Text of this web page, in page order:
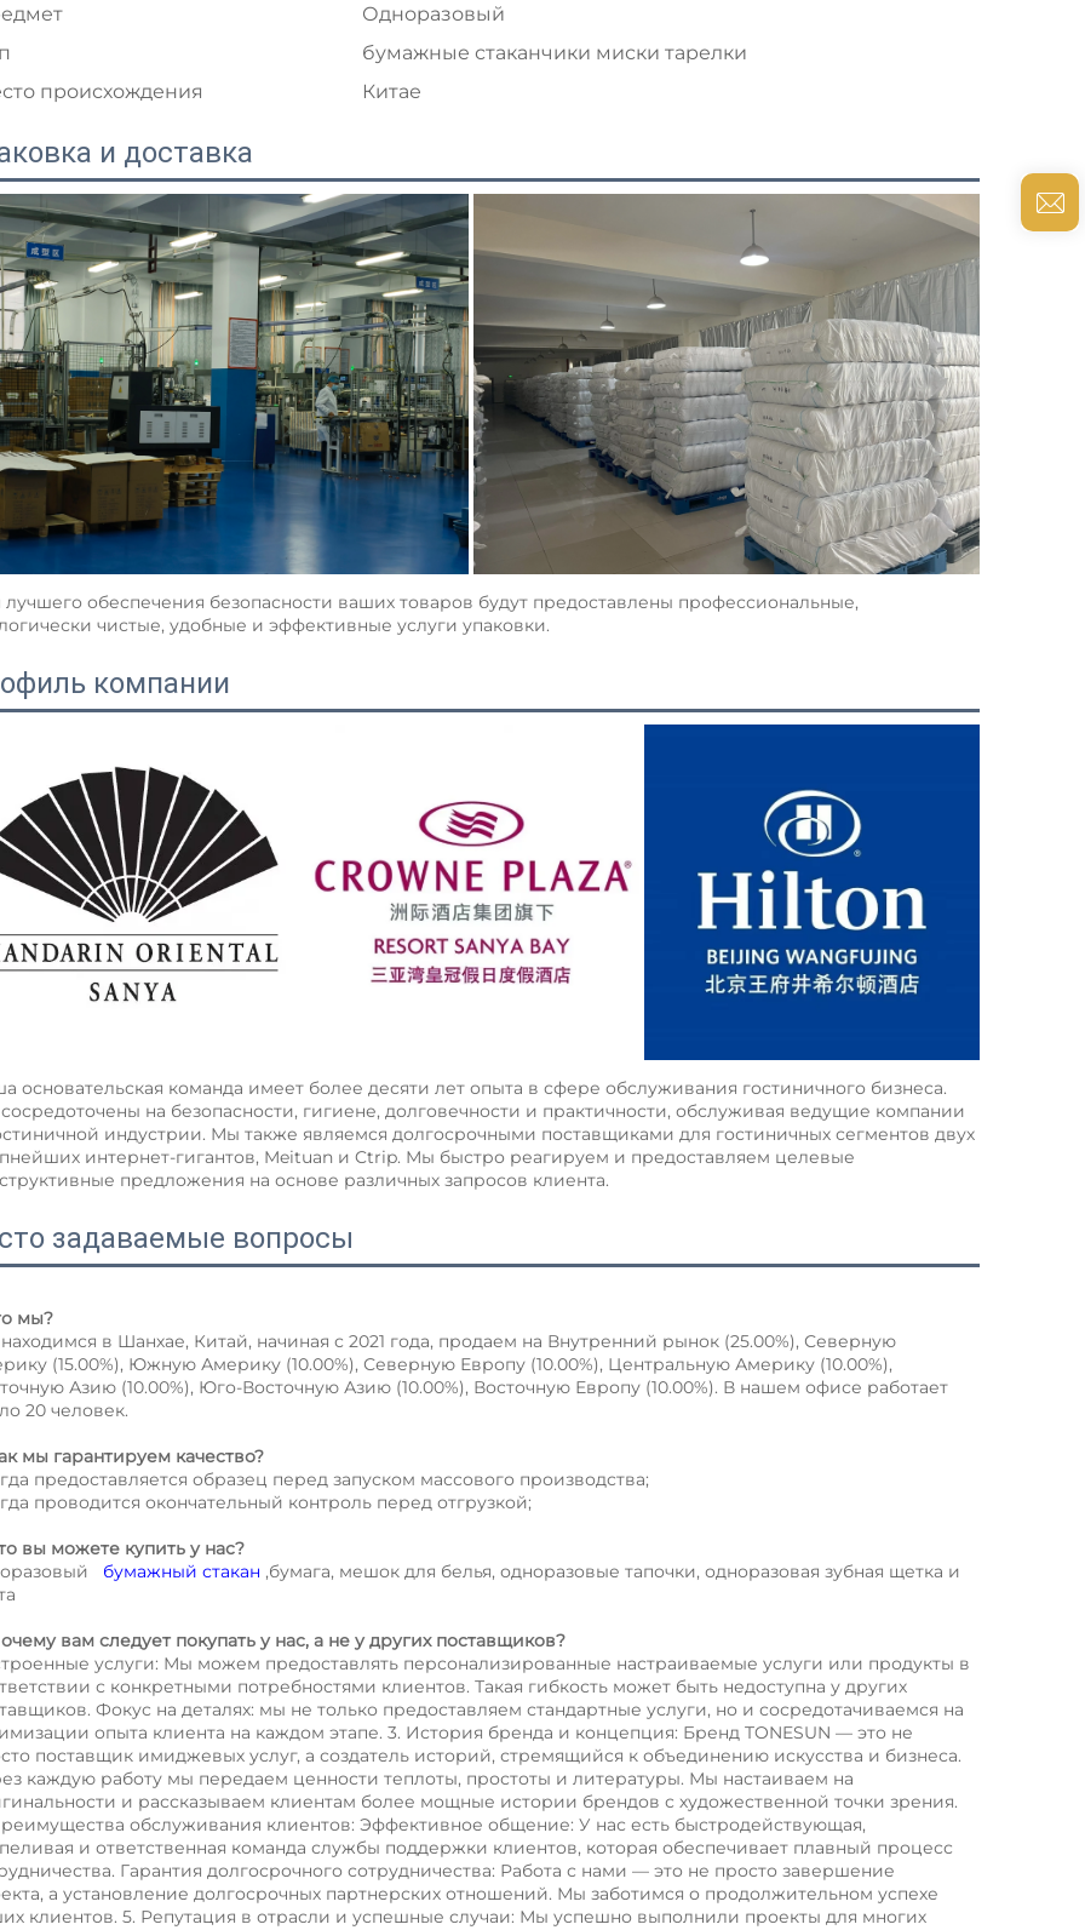
Одноразовый
бумажные стаканчики миски тарелки
происхождения
Китае
и доставка
лучшего обеспечения безопасности ваших товаров будут предоставлены профессиональные,
чистые, удобные и эффективные услуги упаковки.
компании
основательская команда имеет более десяти лет опыта в сфере обслуживания гостиничного бизнеса.
на безопасности, гигиене, долговечности и практичности, обслуживая ведущие компании
индустрии. Мы также являемся долгосрочными поставщиками для гостиничных сегментов двух
интернет-гигантов, Meituan и Ctrip. Мы быстро реагируем и предоставляем целевые
предложения на основе различных запросов клиента.
задаваемые вопросы
мы?
в Шанхае, Китай, начиная с 2021 года, продаем на Внутренний рынок (25.00%), Северную
(15.00%), Южную Америку (10.00%), Северную Европу (10.00%), Центральную Америку (10.00%),
Азию (10.00%), Юго-Восточную Азию (10.00%), Восточную Европу (10.00%). В нашем офисе работает
20 человек.
мы гарантируем качество?
предоставляется образец перед запуском массового производства;
проводится окончательный контроль перед отгрузкой;
вы можете купить у нас?
бумажный стакан ,бумага, мешок для белья, одноразовые тапочки, одноразовая зубная щетка и
вам следует покупать у нас, а не у других поставщиков?
услуги: Мы можем предоставлять персонализированные настраиваемые услуги или продукты в
с конкретными потребностями клиентов. Такая гибкость может быть недоступна у других
Фокус на деталях: мы не только предоставляем стандартные услуги, но и сосредотачиваемся на
опыта клиента на каждом этапе. 3. История бренда и концепция: Бренд TONESUN — это не
поставщик имиджевых услуг, а создатель историй, стремящийся к объединению искусства и бизнеса.
каждую работу мы передаем ценности теплоты, простоты и литературы. Мы настаиваем на
и рассказываем клиентам более мощные истории брендов с художественной точки зрения.
обслуживания клиентов: Эффективное общение: У нас есть быстродействующая,
и ответственная команда службы поддержки клиентов, которая обеспечивает плавный процесс
Гарантия долгосрочного сотрудничества: Работа с нами — это не просто завершение
а установление долгосрочных партнерских отношений. Мы заботимся о продолжительном успехе
клиентов. 5. Репутация в отрасли и успешные случаи: Мы успешно выполнили проекты для многих